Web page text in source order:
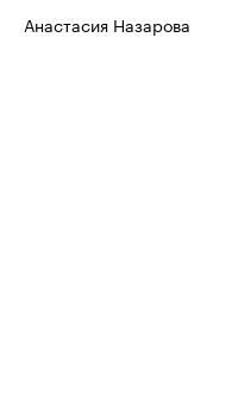
Анастасия Назарова